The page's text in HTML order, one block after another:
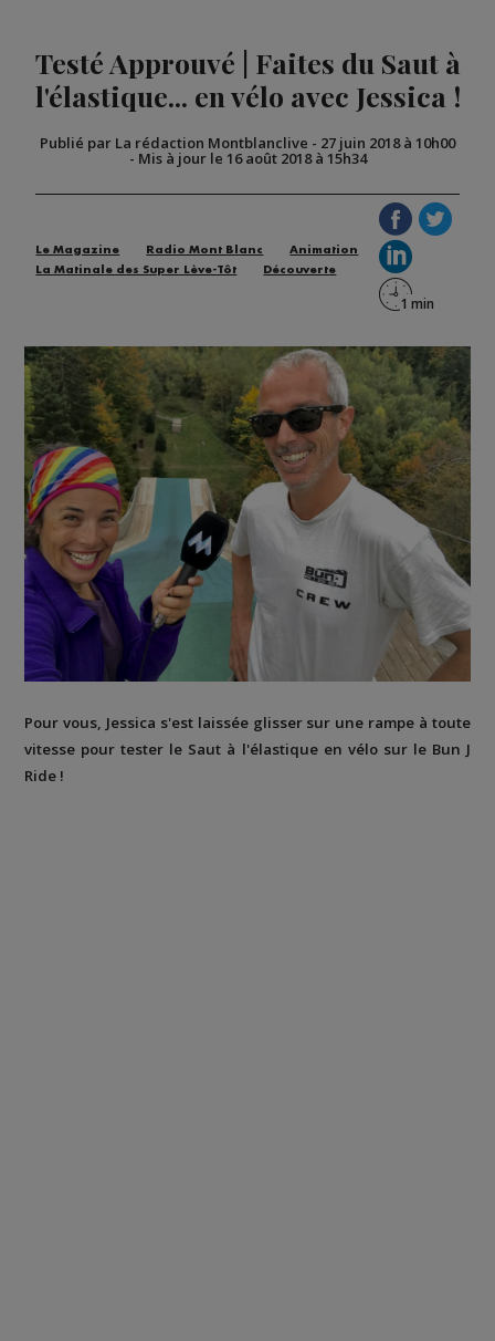
Testé Approuvé | Faites du Saut à
l'élastique... en vélo avec Jessica !
Publié par La rédaction Montblanclive - 27 juin 2018 à 10h00
- Mis à jour le 16 août 2018 à 15h34
Le Magazine Radio Mont Blanc
Animation
La Matinale des Super Lève-Tôt
Découverte
Pour vous, Jessica s'est laissée glisser sur une rampe à toute
vitesse pour tester le Saut à l'élastique en vélo sur le Bun J
Ride !